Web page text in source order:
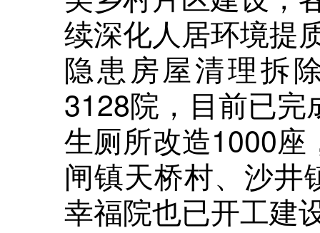
续深化人居环境提
隐患房屋清理拆
3128院，目前已
生厕所改造1000
闸镇天桥村、沙井
幸福院也已开工建